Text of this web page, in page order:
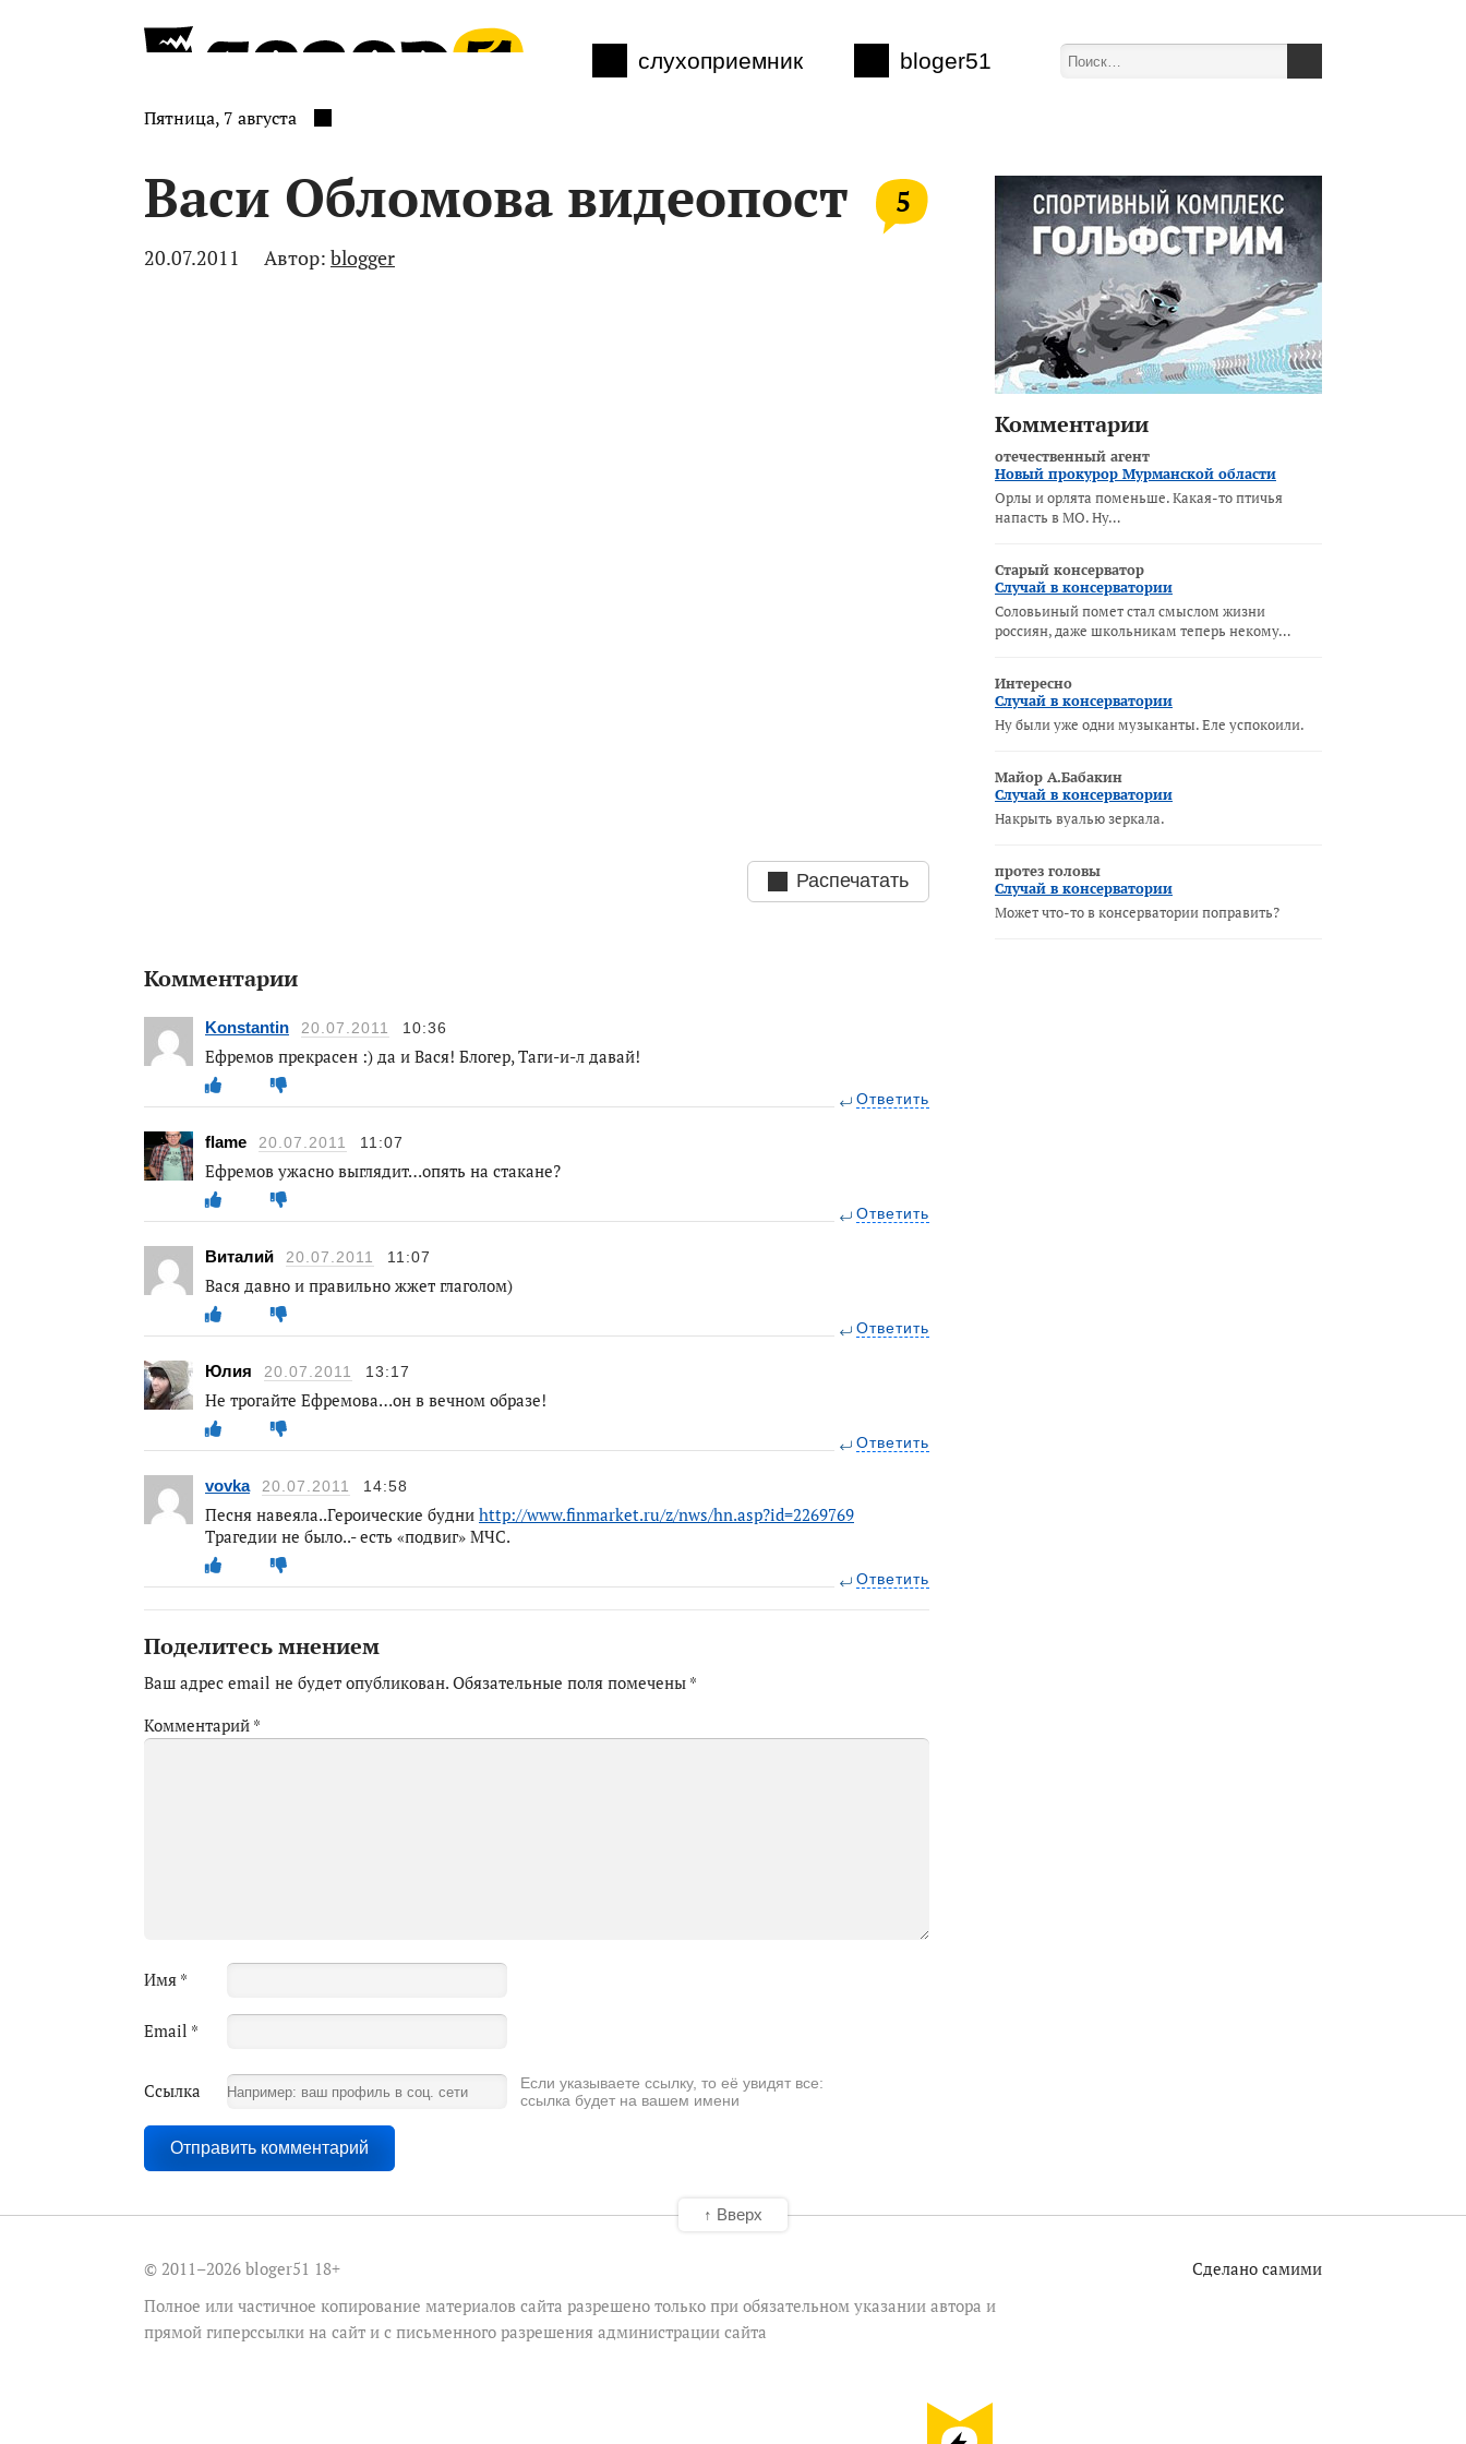
слухоприемник bloger51
Пятница, 7 августа
Васи Обломова видеопост 5
20.07.2011 Автор: blogger
Распечатать
Комментарии
Konstantin 20.07.2011 10:36
Ефремов прекрасен :) да и Вася! Блогер, Таги-и-л давай!
Ответить
flame 20.07.2011 11:07
Ефремов ужасно выглядит…опять на стакане?
Ответить
Виталий 20.07.2011 11:07
Вася давно и правильно жжет глаголом)
Ответить
Юлия 20.07.2011 13:17
Не трогайте Ефремова…он в вечном образе!
Ответить
vovka 20.07.2011 14:58
Песня навеяла..Героические будни http://www.finmarket.ru/z/nws/hn.asp?id=2269769
Трагедии не было..- есть «подвиг» МЧС.
Ответить
Поделитесь мнением
Ваш адрес email не будет опубликован. Обязательные поля помечены *
Комментарий *
Имя *
Email *
Ссылка
Если указываете ссылку, то её увидят все:
ссылка будет на вашем имени
Комментарии
отечественный агент
Новый прокурор Мурманской области
Орлы и орлята поменьше. Какая-то птичья
напасть в МО. Ну…
Старый консерватор
Случай в консерватории
Соловьиный помет стал смыслом жизни
россиян, даже школьникам теперь некому…
Интересно
Случай в консерватории
Ну были уже одни музыканты. Еле успокоили.
Майор А.Бабакин
Случай в консерватории
Накрыть вуалью зеркала.
протез головы
Случай в консерватории
Может что-то в консерватории поправить?
© 2011–2026 bloger51 18+
Полное или частичное копирование материалов сайта разрешено только при обязательном указании автора и
прямой гиперссылки на сайт и с письменного разрешения администрации сайта
Сделано самими
↑ Вверх